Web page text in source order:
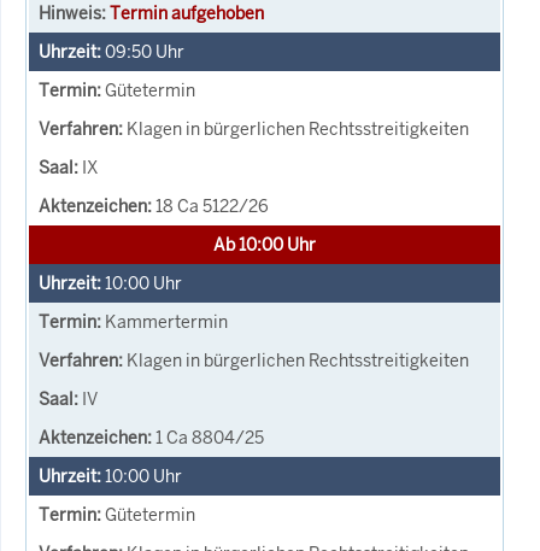
Termin aufgehoben
09:50 Uhr
Gütetermin
Klagen in bürgerlichen Rechtsstreitigkeiten
IX
18 Ca 5122/26
Ab 10:00 Uhr
10:00 Uhr
Kammertermin
Klagen in bürgerlichen Rechtsstreitigkeiten
IV
1 Ca 8804/25
10:00 Uhr
Gütetermin